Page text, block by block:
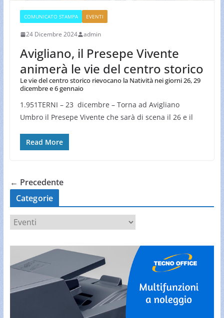
COMUNICATO STAMPA EVENTI
24 Dicembre 2024 admin
Avigliano, il Presepe Vivente
animerà le vie del centro storico
Le vie del centro storico rievocano la Natività nei giorni 26, 29
dicembre e 6 gennaio
1.951TERNI – 23 dicembre – Torna ad Avigliano
Umbro il Presepe Vivente che sarà di scena il 26 e il
Read More
← Precedente
Categorie
t
g
r